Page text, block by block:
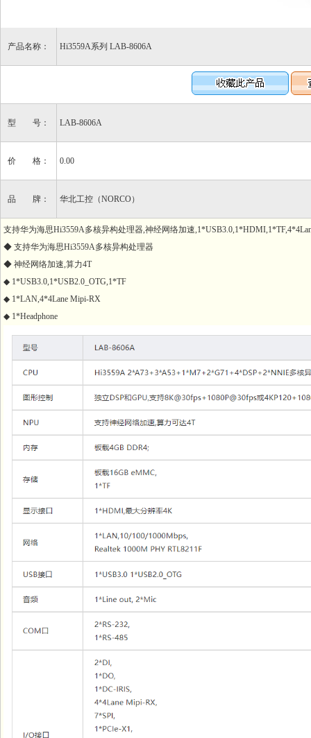
产品名称： Hi3559A系列 LAB-8606A
型 号： LAB-8606A
价 格： 0.00
品 牌： 华北工控（NORCO）
支持华为海思Hi3559A多核异构处理器,神经网络加速
◆ 支持华为海思Hi3559A多核异构处理器
◆ 神经网络加速,算力4T
◆ 1*USB3.0,1*USB2.0_OTG,1*TF
◆ 1*LAN,4*4Lane Mipi-RX
◆ 1*Headphone